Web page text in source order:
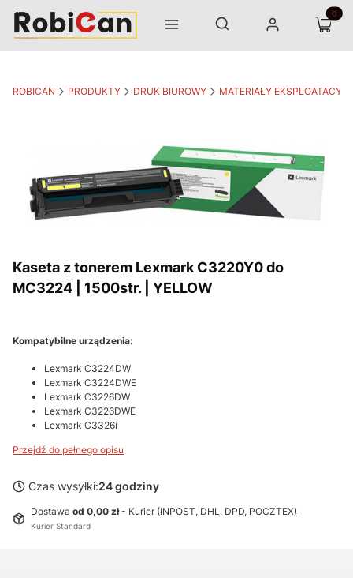
Menu Otwórz wyszukiwarkę
Szukaj Zaloguj się Koszyk
ROBICAN PRODUKTY DRUK BIUROWY MATERIAŁY
Kaseta z tonerem Lexmark C3220Y0 do
MC3224 | 1500str. | YELLOW
Kompatybilne urządzenia:
Lexmark C3224DW
Lexmark C3224DWE
Lexmark C3226DW
Lexmark C3226DWE
Lexmark C3326i
Przejdź do pełnego opisu
Czas wysyłki:24 godziny
Dostawa od 0,00 zł- Kurier (INPOST, DHL, DPD, POCZTEX)
Kurier Standard